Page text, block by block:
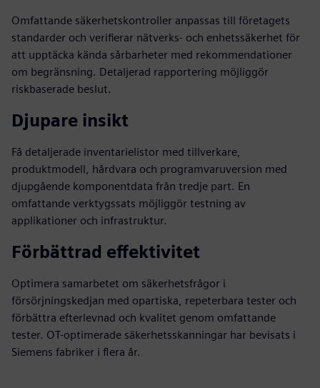
Omfattande säkerhetskontroller anpassas till företagets
standarder och verifierar nätverks- och enhetssäkerhet för
att upptäcka kända sårbarheter med rekommendationer
om begränsning. Detaljerad rapportering möjliggör
riskbaserade beslut.
Djupare insikt
Få detaljerade inventarielistor med tillverkare,
produktmodell, hårdvara och programvaruversion med
djupgående komponentdata från tredje part. En
omfattande verktygssats möjliggör testning av
applikationer och infrastruktur.
Förbättrad effektivitet
Optimera samarbetet om säkerhetsfrågor i
försörjningskedjan med opartiska, repeterbara tester och
förbättra efterlevnad och kvalitet genom omfattande
tester. OT-optimerade säkerhetsskanningar har bevisats i
Siemens fabriker i flera år.